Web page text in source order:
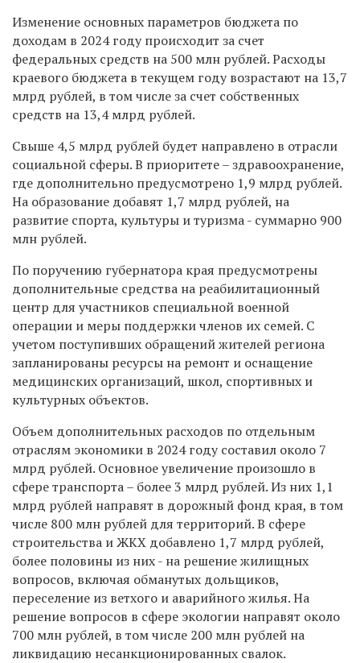
Изменение основных параметров бюджета по
доходам в 2024 году происходит за счет
федеральных средств на 500 млн рублей. Расходы
краевого бюджета в текущем году возрастают на 13,7
млрд рублей, в том числе за счет собственных
средств на 13,4 млрд рублей.
Свыше 4,5 млрд рублей будет направлено в отрасли
социальной сферы. В приоритете – здравоохранение,
где дополнительно предусмотрено 1,9 млрд рублей.
На образование добавят 1,7 млрд рублей, на
развитие спорта, культуры и туризма - суммарно 900
млн рублей.
По поручению губернатора края предусмотрены
дополнительные средства на реабилитационный
центр для участников специальной военной
операции и меры поддержки членов их семей. С
учетом поступивших обращений жителей региона
запланированы ресурсы на ремонт и оснащение
медицинских организаций, школ, спортивных и
культурных объектов.
Объем дополнительных расходов по отдельным
отраслям экономики в 2024 году составил около 7
млрд рублей. Основное увеличение произошло в
сфере транспорта – более 3 млрд рублей. Из них 1,1
млрд рублей направят в дорожный фонд края, в том
числе 800 млн рублей для территорий. В сфере
строительства и ЖКХ добавлено 1,7 млрд рублей,
более половины из них - на решение жилищных
вопросов, включая обманутых дольщиков,
переселение из ветхого и аварийного жилья. На
решение вопросов в сфере экологии направят около
700 млн рублей, в том числе 200 млн рублей на
ликвидацию несанкционированных свалок.